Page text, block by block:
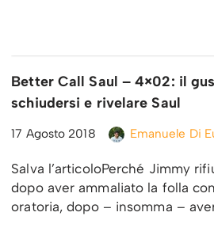
Better Call Saul – 4×02: il
schiudersi e rivelare Saul
17 Agosto 2018 Emanuele Di
Salva l’articoloPerché Jimmy
dopo aver ammaliato la folla
oratoria, dopo – insomma –